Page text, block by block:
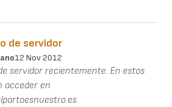
de servidor
12 Nov 2012
servidor recientemente. En estos
acceder en